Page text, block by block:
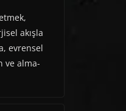
akışla
evrensel
ve alma-